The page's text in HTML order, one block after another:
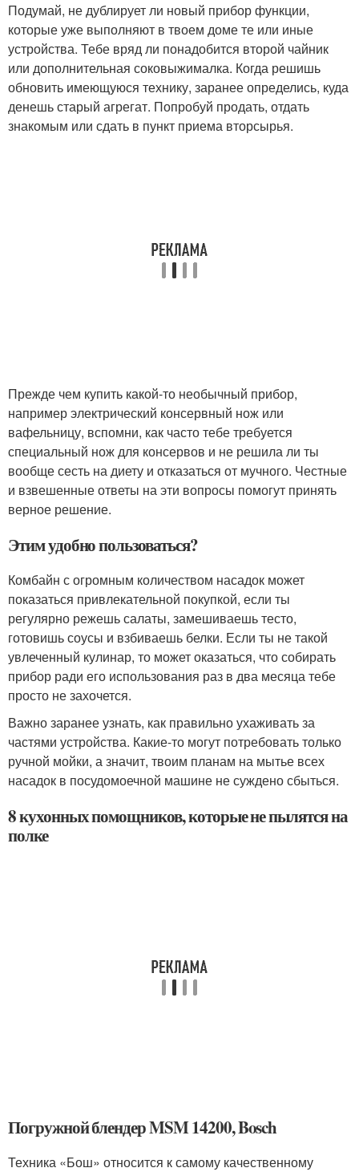
Подумай, не дублирует ли новый прибор функции,
которые уже выполняют в твоем доме те или иные
устройства. Тебе вряд ли понадобится второй чайник
или дополнительная соковыжималка. Когда решишь
обновить имеющуюся технику, заранее определись, куда
денешь старый агрегат. Попробуй продать, отдать
знакомым или сдать в пункт приема вторсырья.
Прежде чем купить какой-то необычный прибор,
например электрический консервный нож или
вафельницу, вспомни, как часто тебе требуется
специальный нож для консервов и не решила ли ты
вообще сесть на диету и отказаться от мучного. Честные
и взвешенные ответы на эти вопросы помогут принять
верное решение.
Этим удобно пользоваться?
Комбайн с огромным количеством насадок может
показаться привлекательной покупкой, если ты
регулярно режешь салаты, замешиваешь тесто,
готовишь соусы и взбиваешь белки. Если ты не такой
увлеченный кулинар, то может оказаться, что собирать
прибор ради его использования раз в два месяца тебе
просто не захочется.
Важно заранее узнать, как правильно ухаживать за
частями устройства. Какие-то могут потребовать только
ручной мойки, а значит, твоим планам на мытье всех
насадок в посудомоечной машине не суждено сбыться.
8 кухонных помощников, которые не пылятся на
полке
Погружной блендер MSM 14200, Bosch
Техника «Бош» относится к самому качественному